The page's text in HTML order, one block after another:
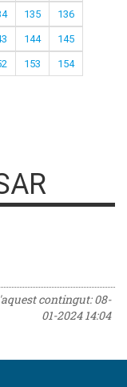
135 136
144 145
153 154
contingut:08-
01-2024 14:04